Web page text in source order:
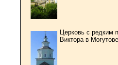
Церковь с редким
Виктора в Могутове